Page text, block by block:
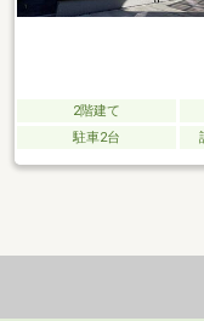
2階建て
駐車2台